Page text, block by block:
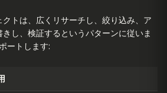
トは、広くリサーチし、絞り込み、ア
し、検証するというパターンに従いま
ートします: